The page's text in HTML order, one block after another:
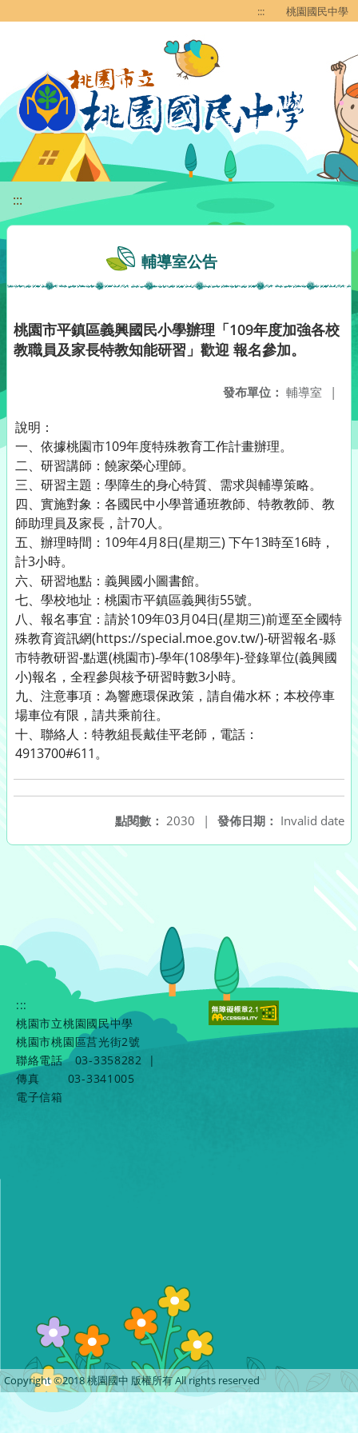
::: 桃園國民中學
:::
輔導室公告
桃園市平鎮區義興國民小學辦理「109年度加強各校
教職員及家長特教知能研習」歡迎 報名參加。
發布單位： 輔導室 |
說明：
一、依據桃園市109年度特殊教育工作計畫辦理。
二、研習講師：饒家榮心理師。
三、研習主題：學障生的身心特質、需求與輔導策略。
四、實施對象：各國民中小學普通班教師、特教教師、教
師助理員及家長，計70人。
五、辦理時間：109年4月8日(星期三) 下午13時至16時，
計3小時。
六、研習地點：義興國小圖書館。
七、學校地址：桃園市平鎮區義興街55號。
八、報名事宜：請於109年03月04日(星期三)前逕至全國特
殊教育資訊網(https://special.moe.gov.tw/)-研習報名-縣
市特教研習-點選(桃園市)-學年(108學年)-登錄單位(義興國
小)報名，全程參與核予研習時數3小時。
九、注意事項：為響應環保政策，請自備水杯；本校停車
場車位有限，請共乘前往。
十、聯絡人：特教組長戴佳平老師，電話：
4913700#611。
發佈日期： Invalid date
點閱數： 2030 |
:::
桃園市立桃園國民中學
桃園市桃園區莒光街2號
聯絡電話
03-3358282
|
傳真
03-3341005
電子信箱
Copyright ©2018 桃園國中 版權所有 All rights reserved